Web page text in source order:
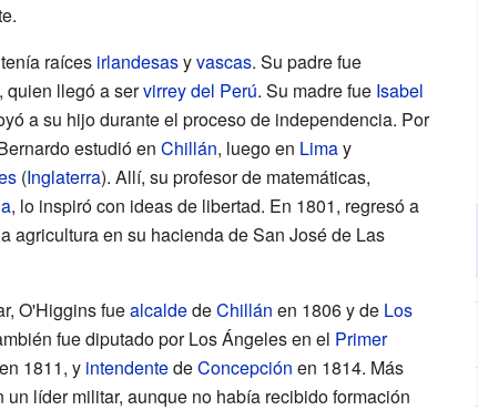
raíces irlandesasyvascas. Su padre fue
quien llegó a servirrey del Perú. Su madre fue Isabel
a su hijo durante el proceso de independencia. Por
estudió en Chillán, luego en Limay
(Inglaterra). Allí, su profesor de matemáticas,
, lo inspiró con ideas de libertad. En 1801, regresó a
agricultura en su hacienda de San José de Las
O'Higgins fuealcaldedeChillán en 1806 y de Los
fue diputado por Los Ángeles en el Primer
en 1811, y intendentedeConcepción en 1814. Más
un líder militar, aunque no había recibido formación